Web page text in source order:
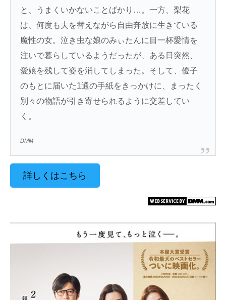
と、うまくいかないことばかり…。一方、梨花
は、何度も夫を替えながら自由奔放に生きている
魔性の女。泣き虫な娘のみぃたんに目一杯愛情を
注いで暮らしているようだったが、ある日突然、
愛娘を残して姿を消してしまった。そして、優子
のもとに届いた1通の手紙をきっかけに、まったく
別々の物語が引き寄せられるように交差してい
く。
DMM
詳しくはこちら